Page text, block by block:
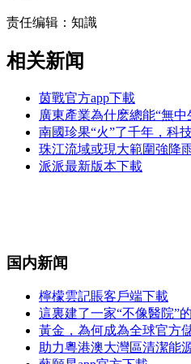
责任编辑：知識
相关新闻
茵戰官方app下載
廣東產業為什麽總能“無
南國珍果“火”了千年，科
珠江流域或現大範圍強降
派派最新版本下載
国内新闻
檸檬雲記賬客戶端下載
這裏建了一家“不像醫院”
黃金，為何成為全球官方
助力粵港澳大灣區清潔能